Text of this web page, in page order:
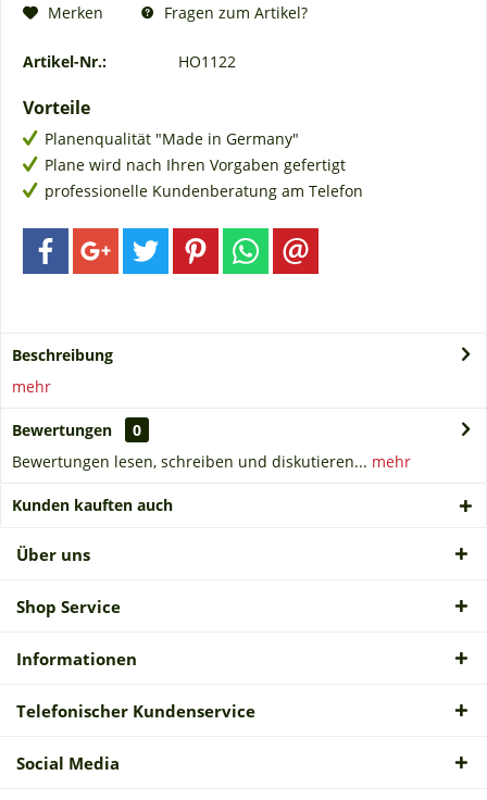
Merken Fragen zum Artikel?
Artikel-Nr.: HO1122
Vorteile
Planenqualität "Made in Germany"
Plane wird nach Ihren Vorgaben gefertigt
professionelle Kundenberatung am Telefon
Beschreibung
mehr
Bewertungen
0
Bewertungen lesen, schreiben und diskutieren... mehr
Kunden kauften auch
Über uns
Shop Service
Informationen
Telefonischer Kundenservice
Social Media